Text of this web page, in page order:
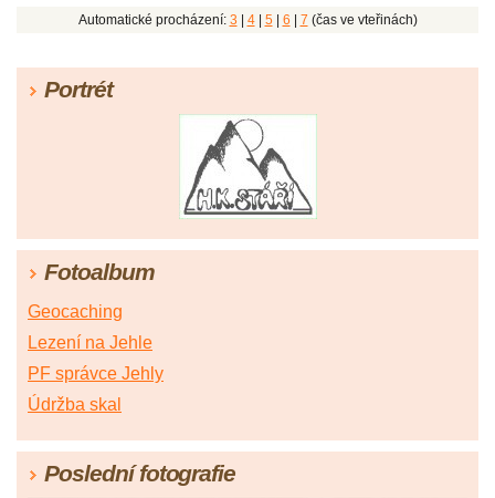
Automatické procházení: 3 | 4| 5| 6 | 7 (čas ve vteřinách)
Portrét
Fotoalbum
Geocaching
Lezení na Jehle
PF správce Jehly
Údržba skal
Poslední fotografie